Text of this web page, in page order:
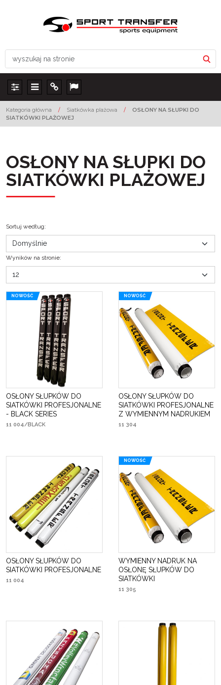
Panel Menu Info Lang
Kategoria główna / Siatkówka plażowa /
OSŁONY NA SŁUPKI DO
SIATKÓWKI PLAŻOWEJ
OSŁONY NA SŁUPKI DO
SIATKÓWKI PLAŻOWEJ
Sortuj według:
Wyników na stronie:
NOWOŚĆ
OSŁONY SŁUPKÓW DO
SIATKÓWKI PROFESJONALNE
- BLACK SERIES
11 004/BLACK
NOWOŚĆ
OSŁONY SŁUPKÓW DO
SIATKÓWKI PROFESJONALNE
Z WYMIENNYM NADRUKIEM
11 304
OSŁONY SŁUPKÓW DO
SIATKÓWKI PROFESJONALNE
11 004
NOWOŚĆ
WYMIENNY NADRUK NA
OSŁONĘ SŁUPKÓW DO
SIATKÓWKI
11 305